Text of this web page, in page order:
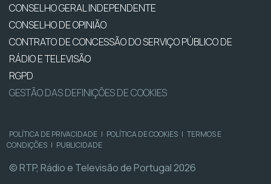
CONSELHO GERAL INDEPENDENTE
CONSELHO DE OPINIÃO
CONTRATO DE CONCESSÃO DO SERVIÇO PÚBLICO DE
RÁDIO E TELEVISÃO
RGPD
GESTÃO DAS DEFINIÇÕES DE COOKIES
POLÍTICA DE PRIVACIDADE | POLÍTICA DE COOKIES | TERMOS E
CONDIÇÕES | PUBLICIDADE
© RTP, Rádio e Televisão de Portugal 2026